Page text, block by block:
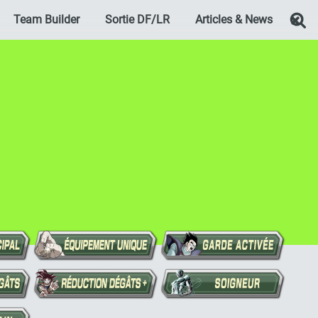
Team Builder Sortie DF/LR Articles & News